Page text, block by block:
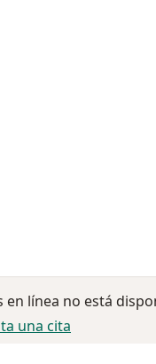
en línea no está
una cita